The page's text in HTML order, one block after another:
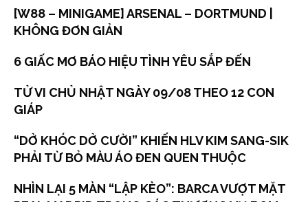
[W88 – MINIGAME] ARSENAL – DORTMUND |
KHÔNG ĐƠN GIẢN
6 GIẤC MƠ BÁO HIỆU TÌNH YÊU SẮP ĐẾN
TỬ VI CHỦ NHẬT NGÀY 09/08 THEO 12 CON
GIÁP
“DỞ KHÓC DỞ CƯỜI” KHIẾN HLV KIM SANG-SIK
PHẢI TỪ BỎ MÀU ÁO ĐEN QUEN THUỘC
NHÌN LẠI 5 MÀN “LẬP KÈO”: BARCA VƯỢT MẶT